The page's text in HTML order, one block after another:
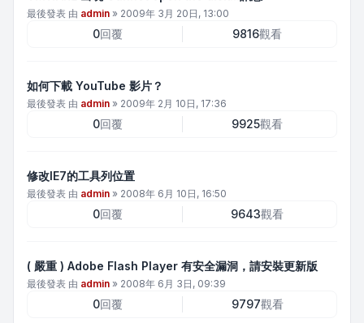
最後發表 由 admin » 2009年 3月 20日, 13:00
0回覆 9816觀看
如何下載 YouTube 影片？
最後發表 由 admin » 2009年 2月 10日, 17:36
0回覆 9925觀看
修改IE7的工具列位置
最後發表 由 admin » 2008年 6月 10日, 16:50
0回覆 9643觀看
( 嚴重 ) Adobe Flash Player 有安全漏洞，請安裝更新版
最後發表 由 admin » 2008年 6月 3日, 09:39
0回覆 9797觀看